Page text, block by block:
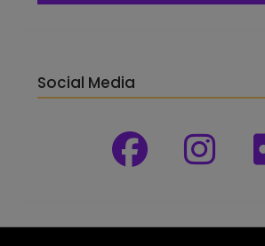
Social Media